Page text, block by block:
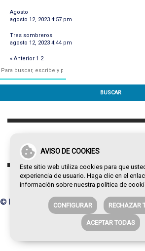
AVISO DE COOKIES
Este sitio web utiliza cookies para que
experiencia de usuario. Haga clic en el
información sobre nuestra política de
CONFIGURAR RECHAZAR
ACEPTAR TODAS
Agosto
agosto 12, 2023 4:57 pm
Tres sombreros
agosto 12, 2023 4:44 pm
« Anterior 1 2
BUSCAR
© Paco de la Torre 2026